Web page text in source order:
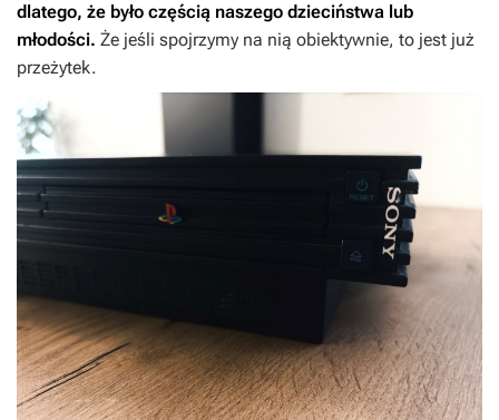
dlatego, że było częścią naszego dzieciństwa lub
młodości. Że jeśli spojrzymy na nią obiektywnie, to jest już
przeżytek.